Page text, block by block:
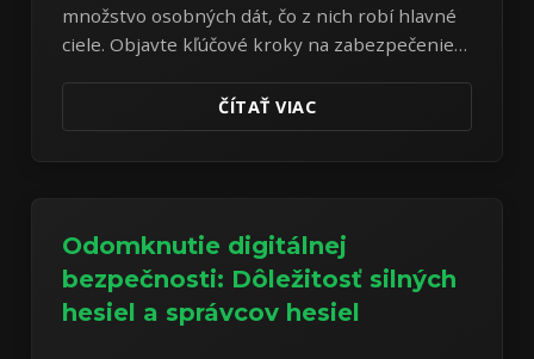
množstvo osobných dát, čo z nich robí hlavné
ciele. Objavte kľúčové kroky na zabezpečenie
ČÍTAŤ VIAC
Odomknutie digitálnej
bezpečnosti: Dôležitosť silných
hesiel a správcov hesiel